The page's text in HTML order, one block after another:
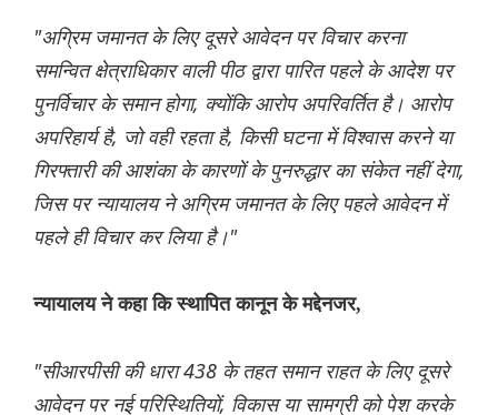
"अग्रिम जमानत के लिए दूसरे आवेदन पर विचार करना
समन्वित क्षेत्राधिकार वाली पीठ द्वारा पारित पहले के आदेश पर
पुनर्विचार के समान होगा, क्योंकि आरोप अपरिवर्तित है। आरोप
अपरिहार्य है, जो वही रहता है, किसी घटना में विश्वास करने या
गिरफ्तारी की आशंका के कारणों के पुनरुद्धार का संकेत नहीं देगा,
जिस पर न्यायालय ने अग्रिम जमानत के लिए पहले आवेदन में
पहले ही विचार कर लिया है।"
न्यायालय ने कहा कि स्थापित कानून के मद्देनजर,
"सीआरपीसी की धारा 438 के तहत समान राहत के लिए दूसरे
आवेदन पर नई परिस्थितियों, विकास या सामग्री को पेश करके